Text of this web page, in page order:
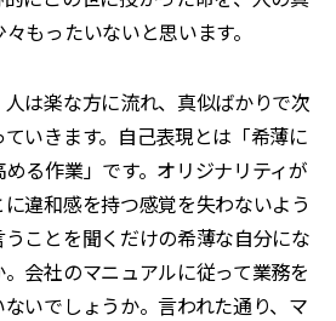
もったいないと思います。
は楽な方に流れ、真似ばかりで次
いきます。自己表現とは「希薄に
る作業」です。オリジナリティが
違和感を持つ感覚を失わないよう
ことを聞くだけの希薄な自分にな
会社のマニュアルに従って業務を
いでしょうか。言われた通り、マ